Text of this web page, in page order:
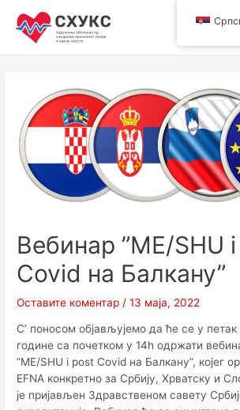
садржај
Вебинар ”МЕ/SHU
Covid на Балкану”
Оставите коментар /13 маја, 2022
С’ поносом објављујемо да ће се у
године са почетком у 14h одржати
”МЕ/SHU i post Covid на Балкану”, којег
EFNA конкретно за Србију, Хрватску и
је пријављен Здравственом савету